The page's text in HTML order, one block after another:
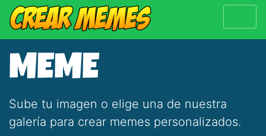
MEME
Sube tu imagen o elige una de nuestra
galería para crear memes personalizados.